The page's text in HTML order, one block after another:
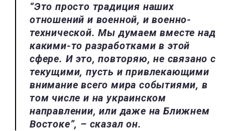
“Это просто традиция наших
отношений и военной, и военно-
технической. Мы думаем вместе над
какими-то разработками в этой
сфере. И это, повторяю, не связано с
текущими, пусть и привлекающими
внимание всего мира событиями, в
том числе и на украинском
направлении, или даже на Ближнем
Востоке”, – сказал он.